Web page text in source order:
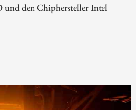
und den Chiphersteller Intel